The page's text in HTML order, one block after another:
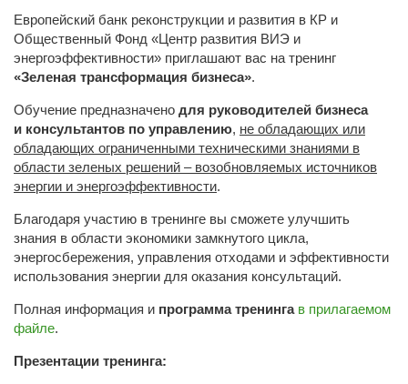
Европейский банк реконструкции и развития в КР и
Общественный Фонд «Центр развития ВИЭ и
энергоэффективности» приглашают вас на тренинг
«Зеленая трансформация бизнеса».
Обучение предназначено для руководителей бизнеса
и консультантов по управлению, не обладающих или
обладающих ограниченными техническими знаниями в
области зеленых решений – возобновляемых источников
энергии и энергоэффективности.
Благодаря участию в тренинге вы сможете улучшить
знания в области экономики замкнутого цикла,
энергосбережения, управления отходами и эффективности
использования энергии для оказания консультаций.
Полная информация и программа тренинга в прилагаемом
файле.
Презентации тренинга: